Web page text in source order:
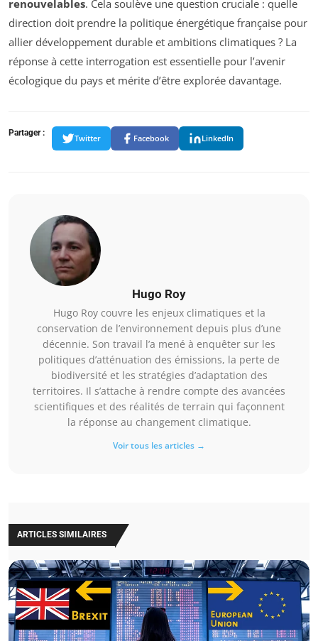
renouvelables. Cela soulève une question cruciale : quelle
direction doit prendre la politique énergétique française pour
allier développement durable et ambitions climatiques ? La
réponse à cette interrogation est essentielle pour l’avenir
écologique du pays et mérite d’être explorée davantage.
Partager :
Twitter Facebook LinkedIn
Hugo Roy
Hugo Roy couvre les enjeux climatiques et la
conservation de l’environnement depuis plus d’une
décennie. Son travail l’a mené à enquêter sur les
politiques d’atténuation des émissions, la perte de
biodiversité et les stratégies d’adaptation des
territoires. Il s’attache à rendre compte des avancées
scientifiques et des réalités de terrain qui façonnent
la réponse au changement climatique.
Voir tous les articles →
ARTICLES SIMILAIRES